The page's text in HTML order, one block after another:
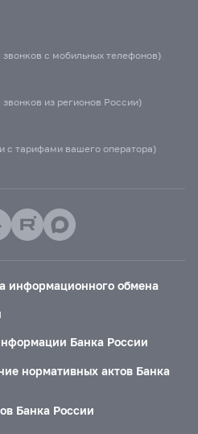
с мобильных телефонов)
из регионов России)
с тарифами вашего оператора)
информационного обмена
Банка России
нормативных актов Банка
Банка России